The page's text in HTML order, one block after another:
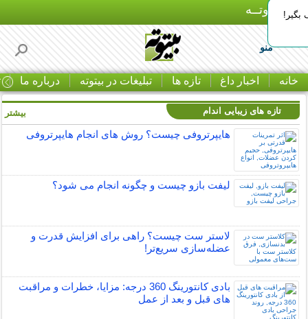
بـیتوتــه
منو
خانه اخبار داغ تازه ها تبلیغات در بیتوته درباره ما
تازه های زیبایی اندام
هایپرتروفی چیست؟ روش های انجام هایپرتروفی
لیفت بازو چیست و چگونه انجام می شود؟
لاستر ست چیست؟ راهی برای افزایش قدرت و
عضله‌سازی سریع‌تر!
بادی کانتورینگ 360 درجه: مزایا، خطرات و مراقبت
های قبل و بعد از عمل
بیشتر